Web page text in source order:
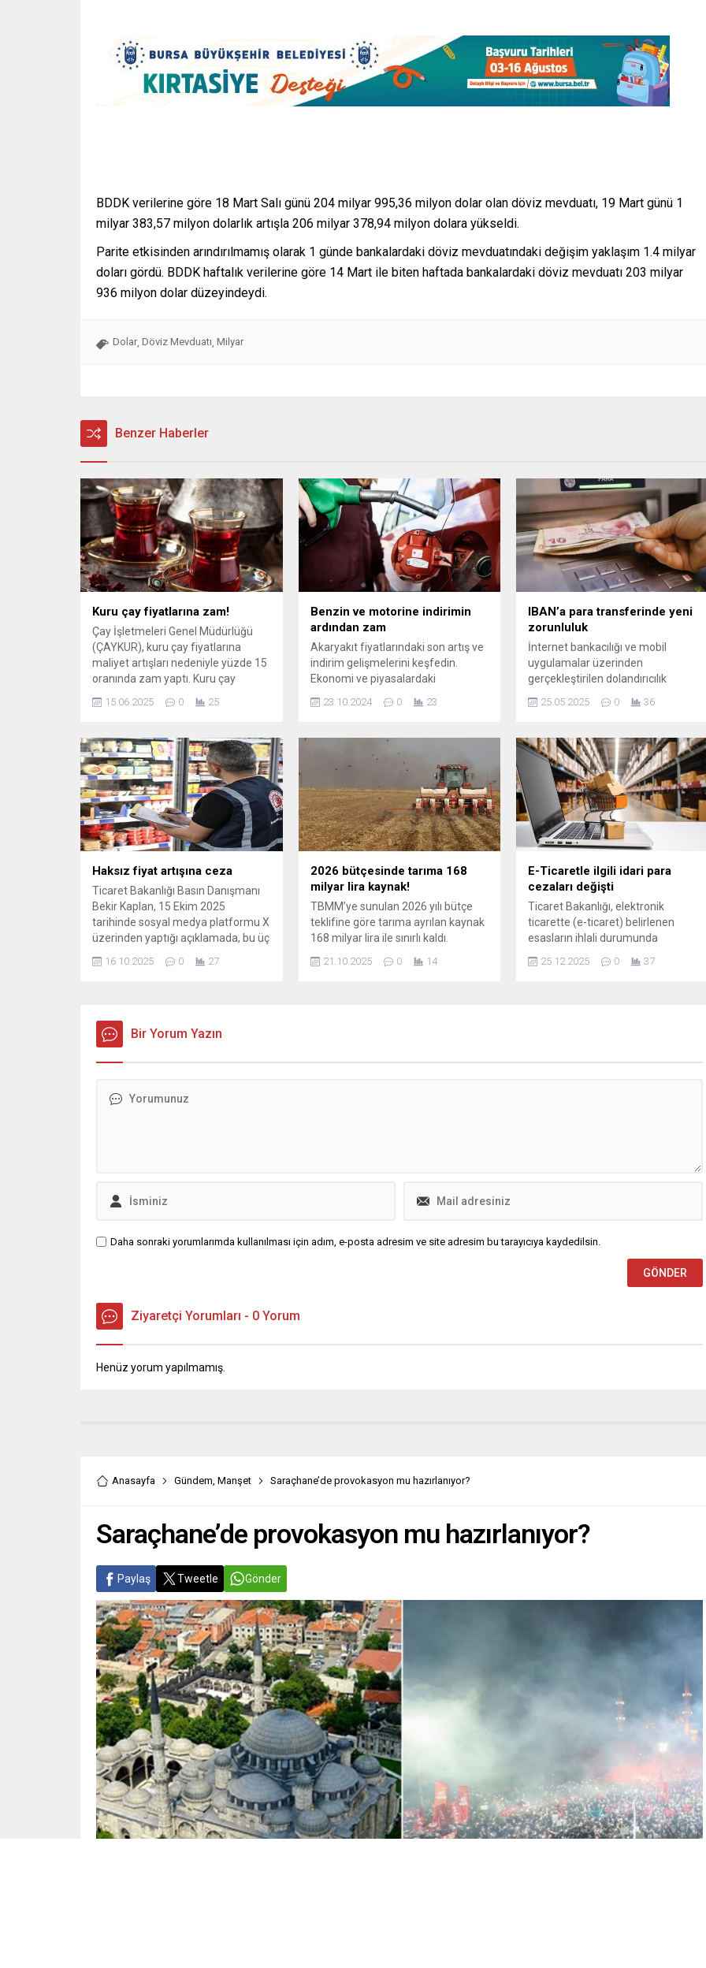
BDDK verilerine göre 18 Mart Salı günü 204 milyar 995,36 milyon dolar olan döviz mevduatı, 19 Mart günü 1
milyar 383,57 milyon dolarlık artışla 206 milyar 378,94 milyon dolara yükseldi.
Parite etkisinden arındırılmamış olarak 1 günde bankalardaki döviz mevduatındaki değişim yaklaşım 1.4 milyar
doları gördü. BDDK haftalık verilerine göre 14 Mart ile biten haftada bankalardaki döviz mevduatı 203 milyar
936 milyon dolar düzeyindeydi.
Dolar Döviz Mevduatı Milyar
Benzer Haberler
Kuru çay fiyatlarına zam!
Çay İşletmeleri Genel Müdürlüğü
(ÇAYKUR), kuru çay fiyatlarına
maliyet artışları nedeniyle yüzde 15
oranında zam yaptı. Kuru çay
itibariyle raflardaki ürünlere
Çaykur'dan henüz resmi bir ...
15.06.2025 0 25
Benzin ve motorine indirimin
ardından zam
Akaryakıt fiyatlarındaki son artış ve
indirim gelişmelerini keşfedin.
Ekonomi ve piyasalardaki
etkilerini öğrenin, sürücüler ve
yakalayın.
23.10.2024 0 23
IBAN’a para transferinde yeni
zorunluluk
İnternet bankacılığı ve mobil
uygulamalar üzerinden
gerçekleştirilen dolandırıcılık
yönetimini harekete geçirdi.
aylardır hazırladığı 'ek güvenlik'
protokolünde son aşamaya geldi.
Teknik hazırlıkları tamamlanan
uygulama ile birçok banka, haziran
ayı itibarıyla havale, EFT ve FAST
işlemlerinde çift aşamalı doğrulama
şartı arayacak.
25.05.2025 0 36
Haksız fiyat artışına ceza
Ticaret Bakanlığı Basın Danışmanı
Bekir Kaplan, 15 Ekim 2025
tarihinde sosyal medya platformu X
üzerinden yaptığı açıklamada, bu üç
ürün grubuna yönelik yoğun
vatandaş şikayetleri aldıklarını ve
16.10.2025 0 27
2026 bütçesinde tarıma 168
milyar lira kaynak!
TBMM’ye sunulan 2026 yılı bütçe
teklifine göre tarıma ayrılan kaynak
168 milyar lira ile sınırlı kaldı.
21.10.2025 0 14
E-Ticaretle ilgili idari para
cezaları değişti
Ticaret Bakanlığı, elektronik
ticarette (e-ticaret) belirlenen
esasların ihlali durumunda
uygulanacak idari para cezalarını
yeniden değerleme oranında artırdı.
25.12.2025 0 37
Bir Yorum Yazın
Daha sonraki yorumlarımda kullanılması için adım, e-posta adresim ve site adresim bu tarayıcıya kaydedilsin.
Ziyaretçi Yorumları - 0 Yorum
Henüz yorum yapılmamış.
Anasayfa Gündem, Manşet Saraçhane’de provokasyon mu hazırlanıyor?
Saraçhane’de provokasyon mu hazırlanıyor?
Paylaş Tweetle Gönder